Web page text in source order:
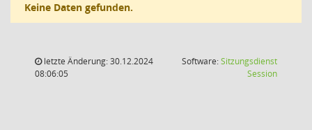
Keine Daten gefunden.
letzte Änderung: 30.12.2024
08:06:05
Software:Sitzungsdienst
Session(Wird in